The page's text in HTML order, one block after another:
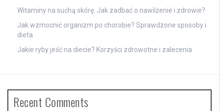
Witaminy na suchą skórę: Jak zadbać o nawilżenie i zdrowie?
Jak wzmocnić organizm po chorobie? Sprawdzone sposoby i
dieta
Jakie ryby jeść na diecie? Korzyści zdrowotne i zalecenia
Recent Comments